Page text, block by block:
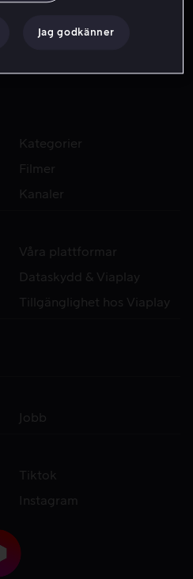
Kategorier
Filmer
Kanaler
Våra plattformar
Dataskydd & Viaplay
Tillgänglighet hos Viaplay
Jobb
Tiktok
Instagram
Jag godkänner